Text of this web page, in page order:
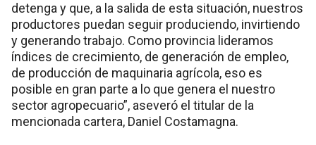
detenga y que, a la salida de esta situación, nuestros
productores puedan seguir produciendo, invirtiendo
y generando trabajo. Como provincia lideramos
índices de crecimiento, de generación de empleo,
de producción de maquinaria agrícola, eso es
posible en gran parte a lo que genera el nuestro
sector agropecuario”, aseveró el titular de la
mencionada cartera, Daniel Costamagna.